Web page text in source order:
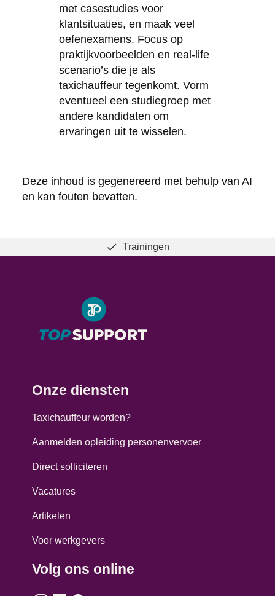
met casestudies voor
klantsituaties, en maak veel
oefenexamens. Focus op
praktijkvoorbeelden en real-life
scenario’s die je als
taxichauffeur tegenkomt. Vorm
eventueel een studiegroep met
andere kandidaten om
ervaringen uit te wisselen.
Deze inhoud is gegenereerd met behulp van AI
en kan fouten bevatten.
Trainingen
Onze diensten
Taxichauffeur worden?
Aanmelden opleiding personenvervoer
Direct solliciteren
Vacatures
Artikelen
Voor werkgevers
Volg ons online